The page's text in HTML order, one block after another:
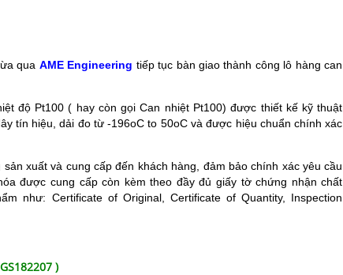
qua AME Engineering tiếp tục bàn giao thành công lô hàng can
độ Pt100 ( hay còn gọi Can nhiệt Pt100) được thiết kế kỹ thuật
tín hiệu, dải đo từ -196oC to 50oC và được hiệu chuẩn chính xác
xuất và cung cấp đến khách hàng, đảm bảo chính xác yêu cầu
được cung cấp còn kèm theo đầy đủ giấy tờ chứng nhận chất
như: Certificate of Original, Certificate of Quantity, Inspection
)